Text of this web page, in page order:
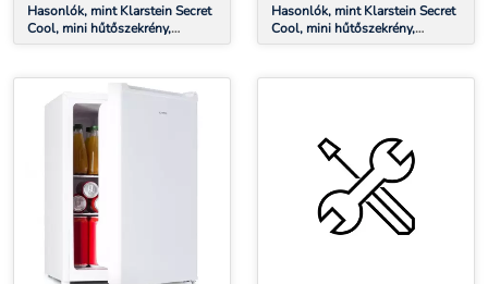
Hasonlók, mint Klarstein Secret
Cool, mini hűtőszekrény,
minibár, 13 liter, G
fehér
Hasonlók, mint Klarstein Secret
Cool, mini hűtőszekrény,
minibár, 13 liter, G
ezüst